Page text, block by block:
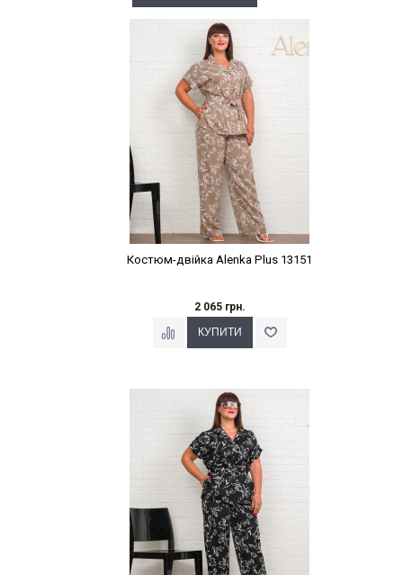
Наклейки Варіант з %
Костюм-двійка Alenka Plus 13151
2 065 грн.
Наклейки Варіант з %